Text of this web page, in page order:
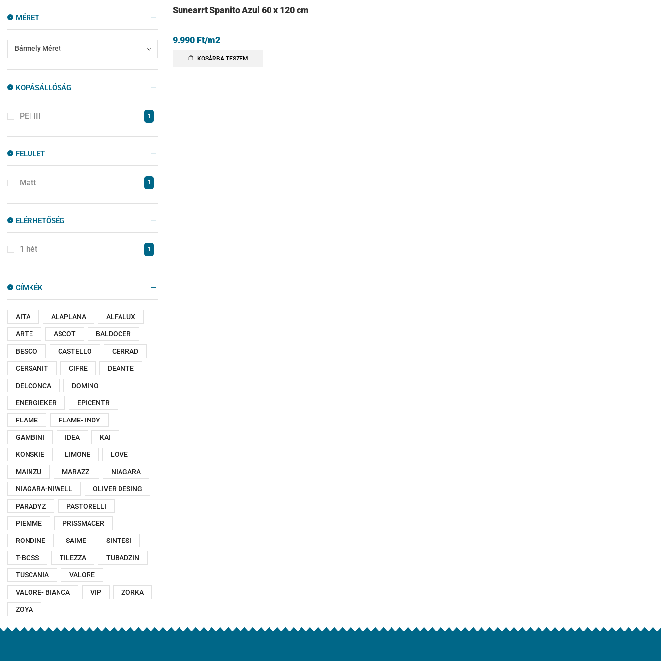
Szabadonálló Kád
Zuhanyajtók 10
Zuhanyfalak
Zuhanykabinok 77
MÉRET
Bármely Méret
KOPÁSÁLLÓSÁG
PEI III 1
FELÜLET
Matt 1
ELÉRHETŐSÉG
1 hét 1
CÍMKÉK
AITA ALAPLANA ALFALUX
ARTE ASCOT BALDOCER
BESCO CASTELLO CERRAD
CERSANIT CIFRE DEANTE
DELCONCA DOMINO
ENERGIEKER EPICENTR
FLAME FLAME- INDY
GAMBINI IDEA KAI
KONSKIE LIMONE LOVE
MAINZU MARAZZI NIAGARA
NIAGARA-NIWELL OLIVER DESING
PARADYZ PASTORELLI
PIEMME PRISSMACER
RONDINE SAIME SINTESI
T-BOSS TILEZZA TUBADZIN
TUSCANIA VALORE
VALORE- BIANCA VIP ZORKA
ZOYA
Sunearrt Spanito Azul 60 x 120 cm
9.990 Ft/m2
KOSÁRBA TESZEM